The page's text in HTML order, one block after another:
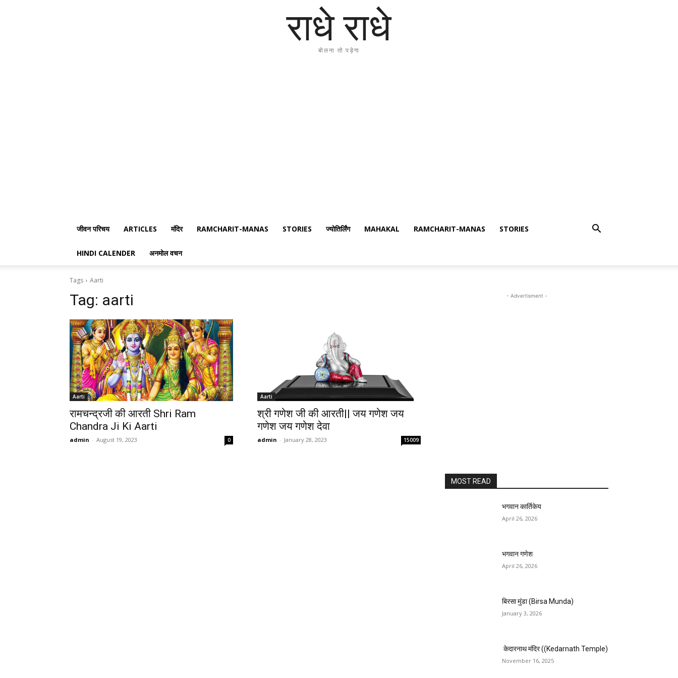
राधे राधे
बोलना तो पड़ेगा
जीवन परिचय ARTICLES मंदिर RAMCHARIT-MANAS STORIES ज्योतिर्लिंग MAHAKAL RAMCHARIT-MANAS STORIES
HINDI CALENDER अनमोल वचन
Tags Aarti
Tag: aarti
Aarti
रामचन्द्रजी की आरती Shri Ram
Chandra Ji Ki Aarti
admin - August 19, 2023 0
Aarti
श्री गणेश जी की आरती|| जय गणेश जय
गणेश जय गणेश देवा
admin - January 28, 2023 15009
- Advertisment -
MOST READ
भगवान कार्तिकेय
April 26, 2026
भगवान गणेश
April 26, 2026
बिरसा मुंडा (Birsa Munda)
January 3, 2026
केदारनाथ मंदिर ((Kedarnath Temple)
November 16, 2025